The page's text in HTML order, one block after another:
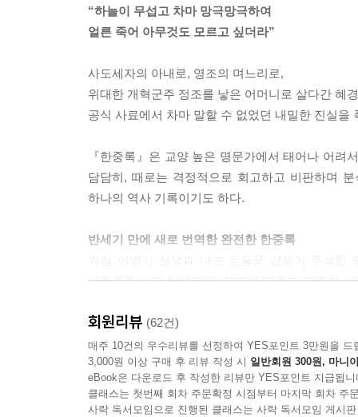
그 끝에
“천은天恩으로 세손을 보전하여주시길 바라나이
세손은 남여藍輿, 지붕이 없는 작은 가마를 들여
청휘문에서 저승전 앞문으로 가 거기서 가마를
뒤를 따르며 통곡하니, 만고 천지간에 이런 경상
『한중록』은 마력魔力이 있다. 세자를 뒤주에
한 아픔에 화가 치밀어 등이 뜨거워 잠을 자지 못
『한중록』을 보고 이것이야말로 ‘조선의 산문 고
--- 머리말 중에서
“하늘이 무섭고 차마 망극망극하여
얼른 죽어 아무것도 모르고 싶더라”
사도세자의 아내로, 영조의 며느리로,
위대한 개혁군주 정조를 낳은 어머니로 살다간 혜
공식 사료에서 차마 말할 수 없었던 내밀한 진실을
『한중록』은 교양 높은 명문가에서 태어나 어
담담히, 때로는 격정적으로 회고하고 비판하며
하나의 역사 기록이기도 하다.
반세기 만에 새로 번역한 완전한 한중록
『한중록』이 탄생했다. 정병설 교수가 역주한
선정과 이본 비교는 작업에서 매우 중요했다. 정
을 저본으로 삼아 종전 대부분의 역주본이 포괄하
조선 시대 가장 유려한 산문 문학의 정수
혜경궁 홍씨는 뒤주에 갇혀 죽은 남편 사도세자
회원리뷰 (62건)
매주 10건의 우수리뷰를 선정하여 YES포인트 3만원을 드
3,000원 이상 구매 후 리뷰 작성 시 일반회원 300원, 마니
eBook은 다운로드 후 작성한 리뷰만 YES포인트 지급됩니
클래스는 첫번째 회차 주문확정 시점부터 마지막 회차 주
사락 독서모임으로 진행된 클래스는 사락 독서모임 게시